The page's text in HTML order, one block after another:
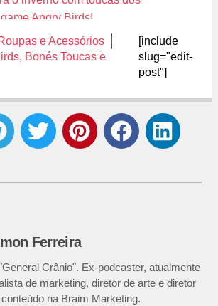
e Acessórios
, Bonés Toucas e
[include
slug="edit-
post"]
Ferreira
Crânio". Ex-podcaster, atualmente
de marketing, diretor de arte e diretor
na Braim Marketing.